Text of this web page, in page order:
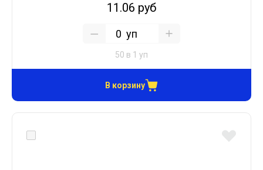
11.06 руб
уп
50 в 1 уп
В корзину